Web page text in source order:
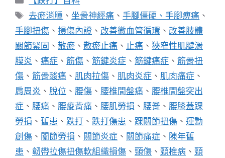
類
標
籤
去瘀消腫 、坐骨神經痛 、手腳僵硬、手腳痹痛 、
手腳扭傷 、 損傷內證 、 改善微血管循環 、 改善肢體
關節緊固 、 散瘀 、 散瘀止痛 、 止痛 、 狹窄性肌腱滑
膜炎 、 痛症 、 筋傷 、 筋鍵炎症 、 筋鍵痛症 、 筋骨扭
傷 、 筋骨酸痛 、 肌肉拉傷 、 肌肉炎症 、 肌肉痛症 、
肩周炎 、 脫位 、 腰傷 、 腰椎間盤痛 、 腰椎間盤突出
症 、 腰痛 、 腰痠背痛 、 腰肌勞損 、 腰脊 、 腰膝蓋踝
勞損 、 舊患 、 跌打 、 跌打傷患 、 踝關節扭傷 、 運勳
創傷 、 關節勞損 、 關節炎症 、 關節痛症 、 陳年舊
患 、 韌帶拉傷扭傷軟組織損傷 、 頸傷 、 頸椎病 、 頸